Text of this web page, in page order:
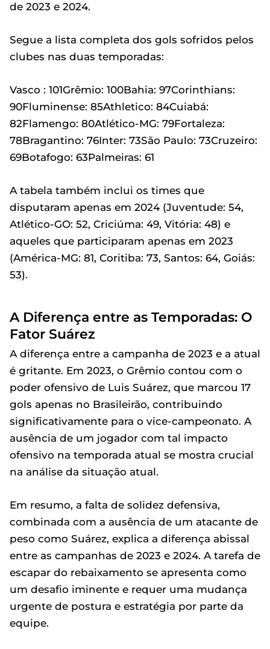
de 2023 e 2024.
Segue a lista completa dos gols sofridos pelos
clubes nas duas temporadas:
Vasco : 101Grêmio: 100Bahia: 97Corinthians:
90Fluminense: 85Athletico: 84Cuiabá:
82Flamengo: 80Atlético-MG: 79Fortaleza:
78Bragantino: 76Inter: 73São Paulo: 73Cruzeiro:
69Botafogo: 63Palmeiras: 61
A tabela também inclui os times que
disputaram apenas em 2024 (Juventude: 54,
Atlético-GO: 52, Criciúma: 49, Vitória: 48) e
aqueles que participaram apenas em 2023
(América-MG: 81, Coritiba: 73, Santos: 64, Goiás:
53).
A Diferença entre as Temporadas: O
Fator Suárez
A diferença entre a campanha de 2023 e a atual
é gritante. Em 2023, o Grêmio contou com o
poder ofensivo de Luis Suárez, que marcou 17
gols apenas no Brasileirão, contribuindo
significativamente para o vice-campeonato. A
ausência de um jogador com tal impacto
ofensivo na temporada atual se mostra crucial
na análise da situação atual.
Em resumo, a falta de solidez defensiva,
combinada com a ausência de um atacante de
peso como Suárez, explica a diferença abissal
entre as campanhas de 2023 e 2024. A tarefa de
escapar do rebaixamento se apresenta como
um desafio iminente e requer uma mudança
urgente de postura e estratégia por parte da
equipe.